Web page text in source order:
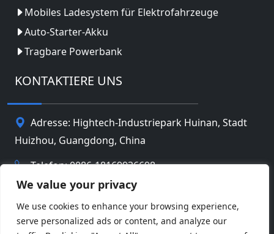
We value your privacy
We use cookies to enhance your browsing experience,
serve personalized ads or content, and analyze our
Mobiles Ladesystem für Elektrofahrzeuge
Auto-Starter-Akku
Tragbare Powerbank
KONTAKTIERE UNS
Adresse: Hightech-Industriepark Huinan, Stadt
Huizhou, Guangdong, China
Telefon: 0086-18169936698
info@jbbatterychina.com